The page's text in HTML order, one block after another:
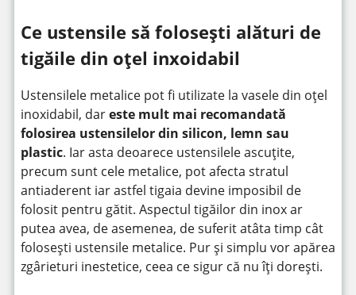
Ce ustensile să folosești alături de
tigăile din oțel inxoidabil
Ustensilele metalice pot fi utilizate la vasele din oțel
inoxidabil, dareste mult mai recomandată
folosirea ustensilelor din silicon, lemn sau
plastic. Iar asta deoarece ustensilele ascuțite,
precum sunt cele metalice, pot afecta stratul
antiaderent iar astfel tigaia devine imposibil de
folosit pentru gătit. Aspectul tigăilor din inox ar
putea avea, de asemenea, de suferit atâta timp cât
folosești ustensile metalice. Pur și simplu vor apărea
zgârieturi inestetice, ceea ce sigur că nu îți dorești.